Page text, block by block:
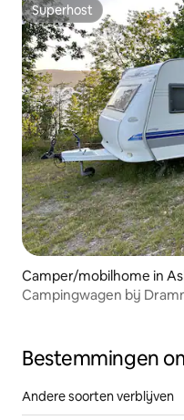
Superhost
Superhost
Camper/mobilhome in
Campingwagen bij
Bestemmingen
Andere soorten verblijven